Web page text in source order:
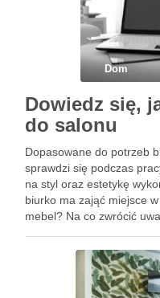
Dom
Dowiedz się,
do salonu
Dopasowane do potrzeb
sprawdzi się podczas
na styl oraz estetykę
biurko ma zająć miejsce
mebel? Na co zwrócić